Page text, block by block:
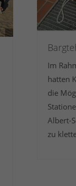
Im
hatten
die
Albert-
zu